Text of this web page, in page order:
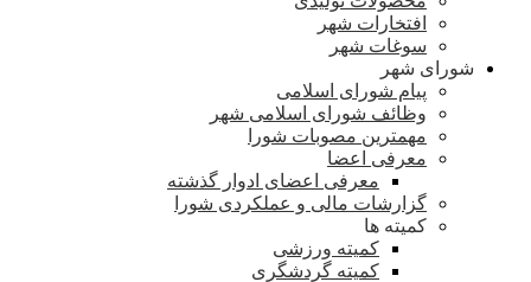
افتخارات شهر
سوغات شهر
شورای شهر
پیام شورای اسلامی
وظائف شورای اسلامی شهر
مهمترین مصوبات شورا
معرفی اعضا
معرفی اعضای ادوار گذشته
گزارشات مالی و عملکردی شورا
کمیته ها
کمیته ورزشی
کمیته گردشگری